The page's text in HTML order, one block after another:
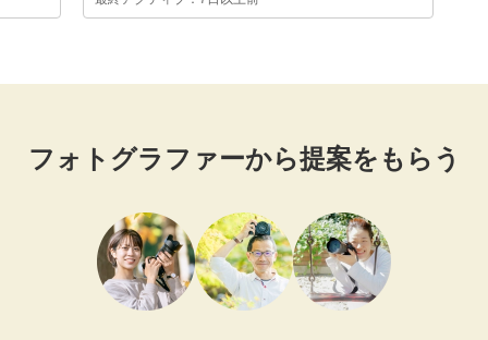
フォトグラファーから提案をもらう